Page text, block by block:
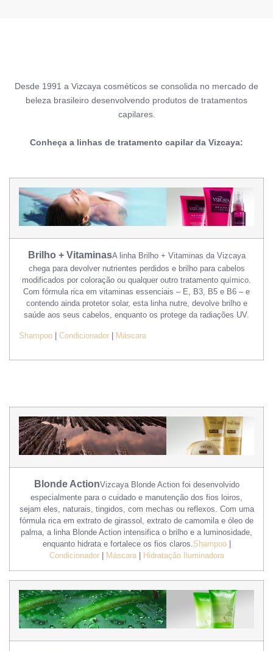
Desde 1991 a Vizcaya cosméticos se consolida no mercado de
beleza brasileiro desenvolvendo produtos de tratamentos
capilares.
Conheça a linhas de tratamento capilar da Vizcaya:
Brilho + VitaminasA linha Brilho + Vitaminas da Vizcaya
chega para devolver nutrientes perdidos e brilho para cabelos
modificados por coloração ou qualquer outro tratamento químico.
Com fórmula rica em vitaminas essenciais – E, B3, B5 e B6 – e
contendo ainda protetor solar, esta linha nutre, devolve brilho e
saúde aos seus cabelos, enquanto os protege da radiações UV.
Shampoo Condicionador Máscara
Blonde ActionVizcaya Blonde Action foi desenvolvido
especialmente para o cuidado e manutenção dos fios loiros,
sejam eles, naturais, tingidos, com mechas ou reflexos. Com uma
fórmula rica em extrato de girassol, extrato de camomila e óleo de
palma, a linha Blonde Action intensifica o brilho e a luminosidade,
enquanto hidrata e fortalece os fios claros. Shampoo|
Condicionador| Máscara| Hidratação Iluminadora